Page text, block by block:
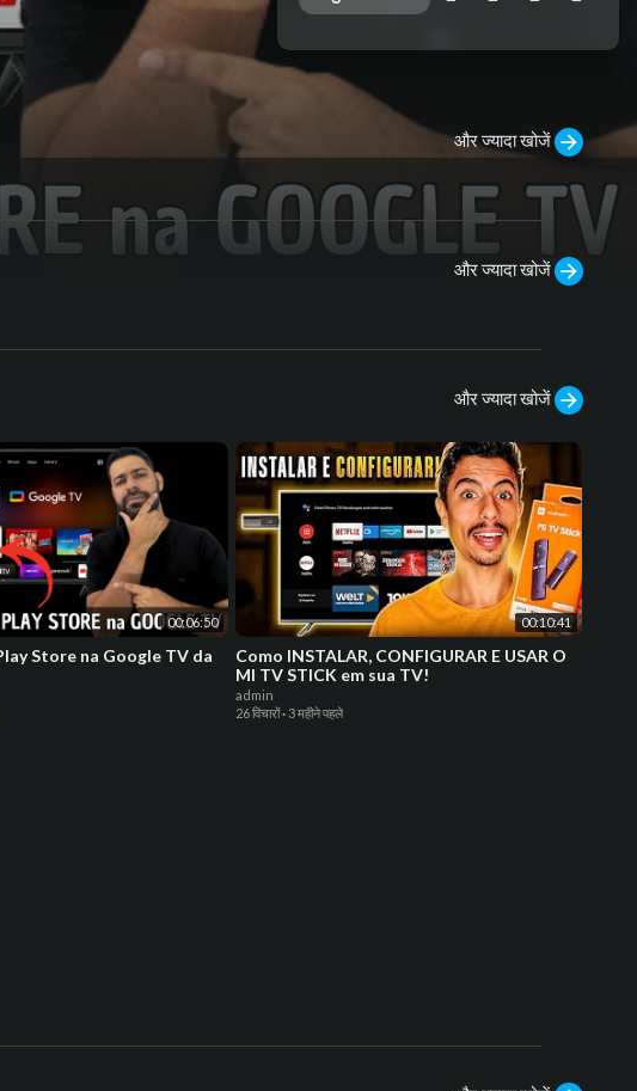
और ज्यादा खोजें
और ज्यादा खोजें
और ज्यादा खोजें
00:06:50
Store na Google TV da
00:10:41
Como INSTALAR, CONFIGURAR E USAR O
MI TV STICK em sua TV!
admin
26 विचारों· 3 महीने पहले